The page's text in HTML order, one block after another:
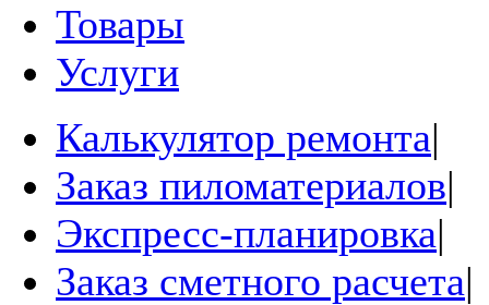
Товары
Услуги
Калькулятор ремонта|
Заказ пиломатериалов|
Экспресс-планировка|
Заказ сметного расчета|